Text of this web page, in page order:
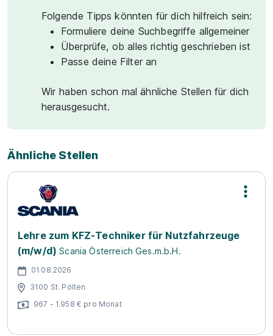
Folgende Tipps könnten für dich hilfreich sein:
Formuliere deine Suchbegriffe allgemeiner
Überprüfe, ob alles richtig geschrieben ist
Passe deine Filter an
Wir haben schon mal ähnliche Stellen für dich
herausgesucht.
Ähnliche Stellen
Lehre zum KFZ-Techniker für Nutzfahrzeuge
(m/w/d) Scania Österreich Ges.m.b.H.
01.08.2026
3100 St. Pölten
967 - 1.958 € pro Monat